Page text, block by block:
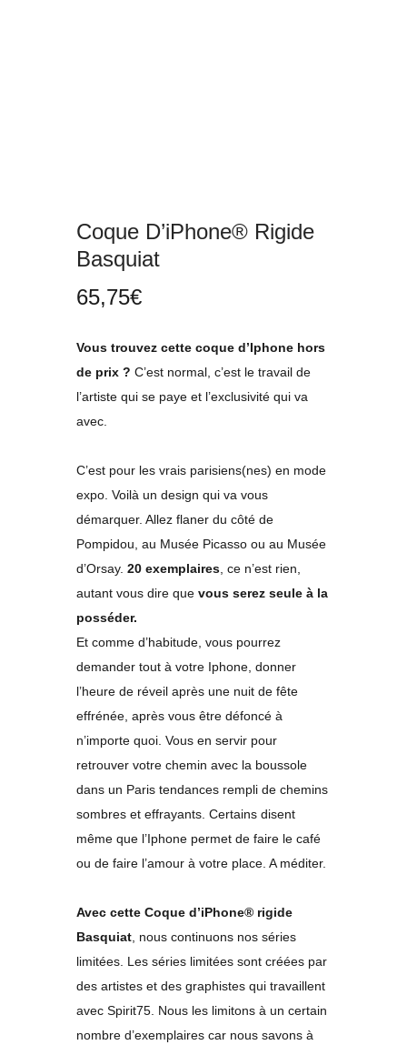
Coque D’iPhone® Rigide
Basquiat
65,75€
Vous trouvez cette coque d’Iphone hors
de prix ? C’est normal, c’est le travail de
l’artiste qui se paye et l’exclusivité qui va
avec.
C’est pour les vrais parisiens(nes) en mode
expo. Voilà un design qui va vous
démarquer. Allez flaner du côté de
Pompidou, au Musée Picasso ou au Musée
d’Orsay. 20 exemplaires , ce n’est rien,
autant vous dire que vous serez seule à la
posséder.
Et comme d’habitude, vous pourrez
demander tout à votre Iphone, donner
l’heure de réveil après une nuit de fête
effrénée, après vous être défoncé à
n’importe quoi. Vous en servir pour
retrouver votre chemin avec la boussole
dans un Paris tendances rempli de chemins
sombres et effrayants. Certains disent
même que l’Iphone permet de faire le café
ou de faire l’amour à votre place. A méditer.
Avec cette Coque d’iPhone® rigide
Basquiat , nous continuons nos séries
limitées. Les séries limitées sont créées par
des artistes et des graphistes qui travaillent
avec Spirit75. Nous les limitons à un certain
nombre d’exemplaires car nous savons à